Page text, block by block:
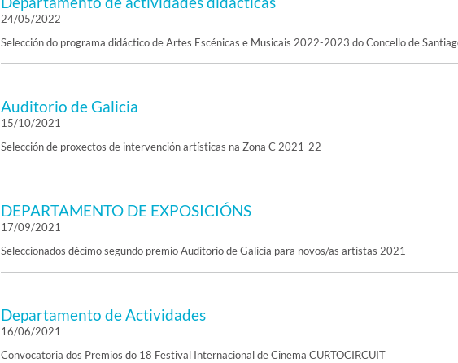
24/05/2022
Selección do programa didáctico de Artes Escénicas e Musicais 2022-2023 do Concello de
Auditorio de Galicia
15/10/2021
Selección de proxectos de intervención artísticas na Zona C 2021-22
DEPARTAMENTO DE EXPOSICIÓNS
17/09/2021
Seleccionados décimo segundo premio Auditorio de Galicia para novos/as artistas 2021
Departamento de Actividades
16/06/2021
Convocatoria dos Premios do 18 Festival Internacional de Cinema CURTOCIRCUIT